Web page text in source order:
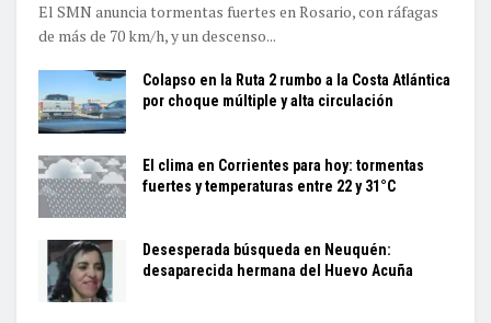
El SMN anuncia tormentas fuertes en Rosario, con ráfagas
de más de 70 km/h, y un descenso...
Colapso en la Ruta 2 rumbo a la Costa Atlántica
por choque múltiple y alta circulación
El clima en Corrientes para hoy: tormentas
fuertes y temperaturas entre 22 y 31°C
Desesperada búsqueda en Neuquén:
desaparecida hermana del Huevo Acuña